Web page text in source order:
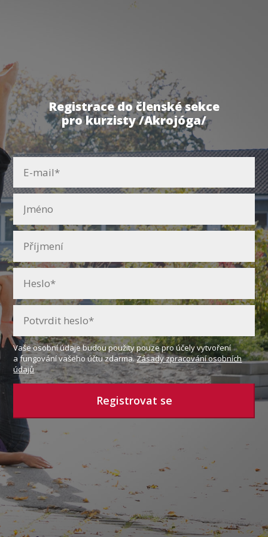
Registrace do členské sekce
pro kurzisty /Akrojóga/
Vaše osobní údaje budou použity pouze pro účely vytvoření
a fungování vašeho účtu zdarma.Zásady zpracování osobních
údajů
Registrovat se